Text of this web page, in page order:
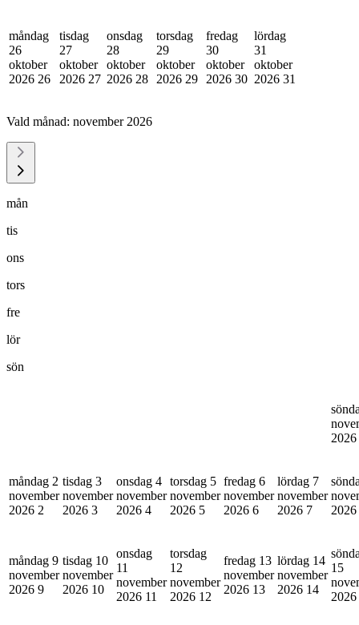
måndag
26
oktober
2026 26
tisdag
27
oktober
2026 27
onsdag
28
oktober
2026 28
torsdag
29
oktober
2026 29
fredag
30
oktober
2026 30
lördag
31
oktober
2026 31
Vald månad: november 2026
mån
tis
ons
tors
fre
lör
sön
2026
måndag 2
november
2026 2
tisdag 3
november
2026 3
onsdag 4
november
2026 4
torsdag 5
november
2026 5
fredag 6
november
2026 6
lördag 7
november
2026 7
2026
måndag 9
november
2026 9
tisdag 10
november
2026 10
onsdag
11
november
2026 11
torsdag
12
november
2026 12
fredag 13
november
2026 13
lördag 14
november
2026 14
15
2026